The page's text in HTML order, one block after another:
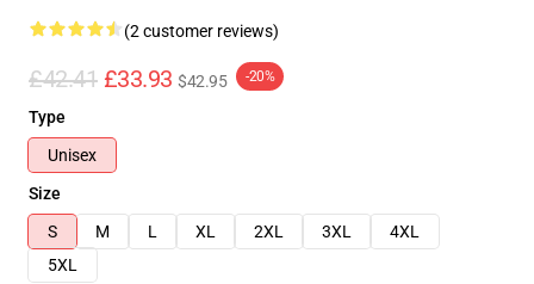
(2 customer reviews)
£42.41 £33.93 $42.95 -20%
Type
Unisex
Size
S
M L XL 2XL 3XL
4XL
5XL